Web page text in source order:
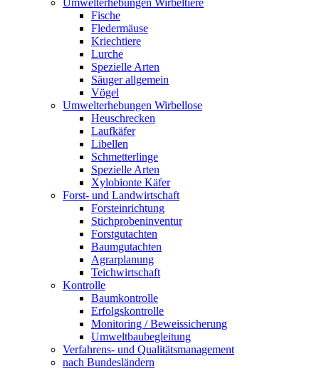
Umwelterhebungen Wirbeltiere
Fische
Fledermäuse
Kriechtiere
Lurche
Spezielle Arten
Säuger allgemein
Vögel
Umwelterhebungen Wirbellose
Heuschrecken
Laufkäfer
Libellen
Schmetterlinge
Spezielle Arten
Xylobionte Käfer
Forst- und Landwirtschaft
Forsteinrichtung
Stichprobeninventur
Forstgutachten
Baumgutachten
Agrarplanung
Teichwirtschaft
Kontrolle
Baumkontrolle
Erfolgskontrolle
Monitoring / Beweissicherung
Umweltbaubegleitung
Verfahrens- und Qualitätsmanagement
nach Bundesländern